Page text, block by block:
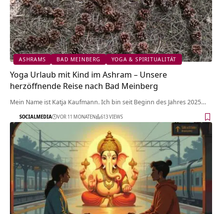
ASHRAMS BAD MEINBERG YOGA & SPIRITUALITÄT
Yoga Urlaub mit Kind im Ashram – Unsere
herzöffnende Reise nach Bad Meinberg
Mein Name ist Katja Kaufmann. Ich bin seit Beginn des Jahres 2025…
SOCIALMEDIA VOR 11 MONATEN 613 VIEWS